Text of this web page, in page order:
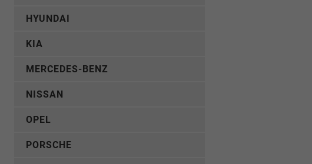
HYUNDAI
KIA
MERCEDES-BENZ
NISSAN
OPEL
PORSCHE